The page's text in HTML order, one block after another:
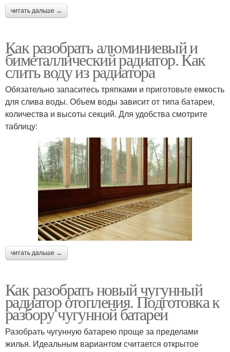
читать дальше →
Как разобрать алюминиевый и
биметаллический радиатор. Как
слить воду из радиатора
Обязательно запаситесь тряпками и приготовьте емкость
для слива воды. Объем воды зависит от типа батареи,
количества и высоты секций. Для удобства смотрите
таблицу:
читать дальше →
Как разобрать новый чугунный
радиатор отопления. Подготовка к
разбору чугунной батареи
Разобрать чугунную батарею проще за пределами
жилья. Идеальным вариантом считается открытое